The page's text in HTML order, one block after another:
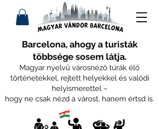
Barcelona, ahogy a turisták
többsége sosem látja.
Magyar nyelvű városnéző túrák élő
történetekkel, rejtett helyekkel és valódi
helyismerettel –
hogy ne csak nézd a várost, hanem értsd is.